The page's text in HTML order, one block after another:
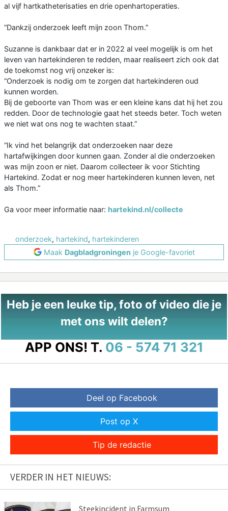
al vijf hartkatheterisaties en drie openhartoperaties.
“Dankzij onderzoek leeft mijn zoon Thom.”
Suzanne is dankbaar dat er in 2022 al veel mogelijk is om het
leven van hartekinderen te redden, maar realiseert zich ook dat
de toekomst nog vrij onzeker is:
“Onderzoek is nodig om te zorgen dat hartekinderen oud
kunnen worden.
Bij de geboorte van Thom was er een kleine kans dat hij het zou
redden. Door de technologie gaat het steeds beter. Toch weten
we niet wat ons nog te wachten staat.”
“Ik vind het belangrijk dat onderzoeken naar deze
hartafwijkingen door kunnen gaan. Zonder al die onderzoeken
was mijn zoon er niet. Daarom collecteer ik voor Stichting
Hartekind. Zodat er nog meer hartekinderen kunnen leven, net
als Thom.”
Ga voor meer informatie naar: hartekind.nl/collecte
onderzoek, hartekind, hartekinderen
Maak Dagbladgroningen je Google-favoriet
Heb je een leuke tip, foto of video die je
met ons wilt delen?
APP ONS! T. 06 - 574 71 321
Deel op Facebook
Post op X
Tip de redactie
VERDER IN HET NIEUWS:
Steekincident in Farmsum